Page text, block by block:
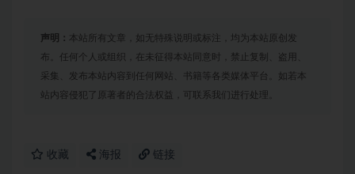
声明： 本站所有文章，如无特殊说明或标注，均为本站原创发
布。任何个人或组织，在未征得本站同意时，禁止复制、盗用、
采集、发布本站内容到任何网站、书籍等各类媒体平台。如若本
站内容侵犯了原著者的合法权益，可联系我们进行处理。
收藏 海报 链接